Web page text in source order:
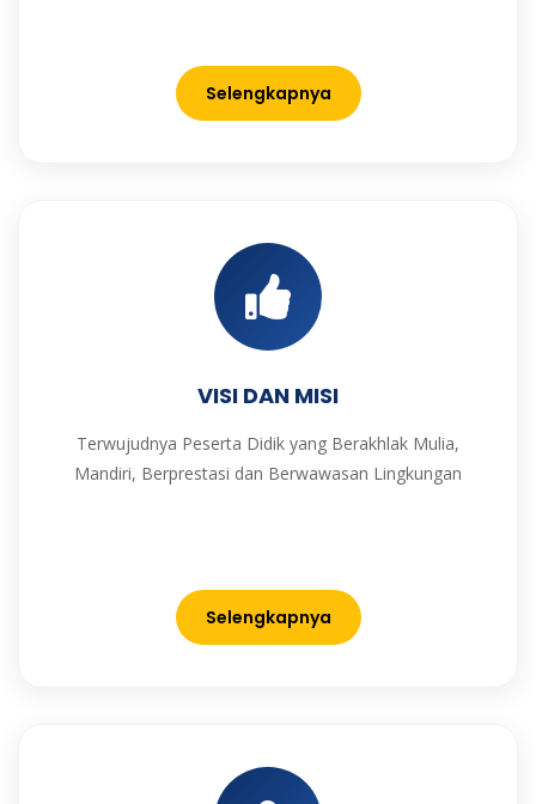
Selengkapnya
VISI DAN MISI
Terwujudnya Peserta Didik yang Berakhlak Mulia,
Mandiri, Berprestasi dan Berwawasan Lingkungan
Selengkapnya